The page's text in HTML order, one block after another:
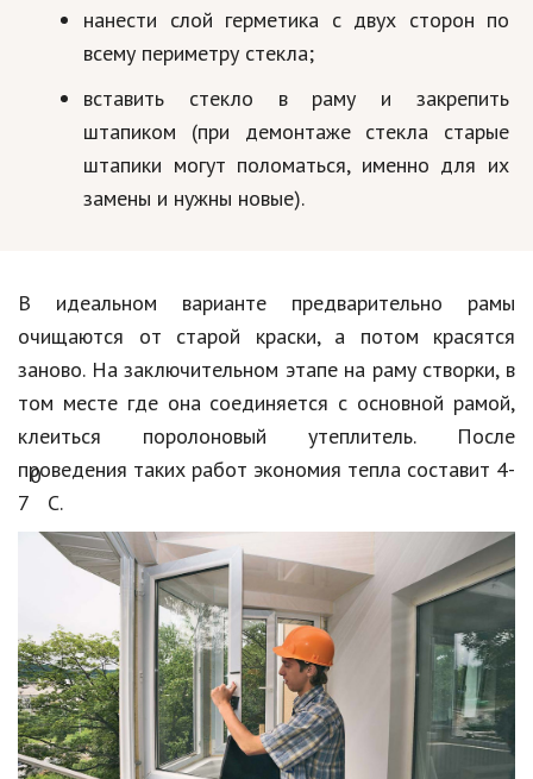
нанести слой герметика с двух сторон по
всему периметру стекла;
вставить стекло в раму и закрепить
штапиком (при демонтаже стекла старые
штапики могут поломаться, именно для их
замены и нужны новые).
В идеальном варианте предварительно рамы
очищаются от старой краски, а потом красятся
заново. На заключительном этапе на раму створки, в
том месте где она соединяется с основной рамой,
клеиться поролоновый утеплитель. После
проведения таких работ экономия тепла составит 4-
7
0
С.